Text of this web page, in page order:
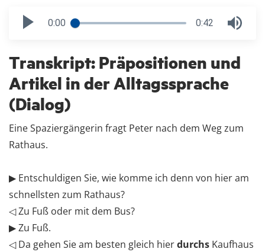
0:00 0:42
Transkript: Präpositionen und
Artikel in der Alltagssprache
(Dialog)
Eine Spaziergängerin fragt Peter nach dem Weg zum
Rathaus.
▶ Entschuldigen Sie, wie komme ich denn von hier am
schnellsten zum Rathaus?
◁ Zu Fuß oder mit dem Bus?
▶ Zu Fuß.
◁ Da gehen Sie am besten gleich hierdurchs Kaufhaus